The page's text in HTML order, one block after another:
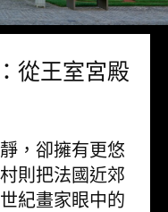
從王室宮殿
，卻擁有更悠
則把法國近郊
紀畫家眼中的